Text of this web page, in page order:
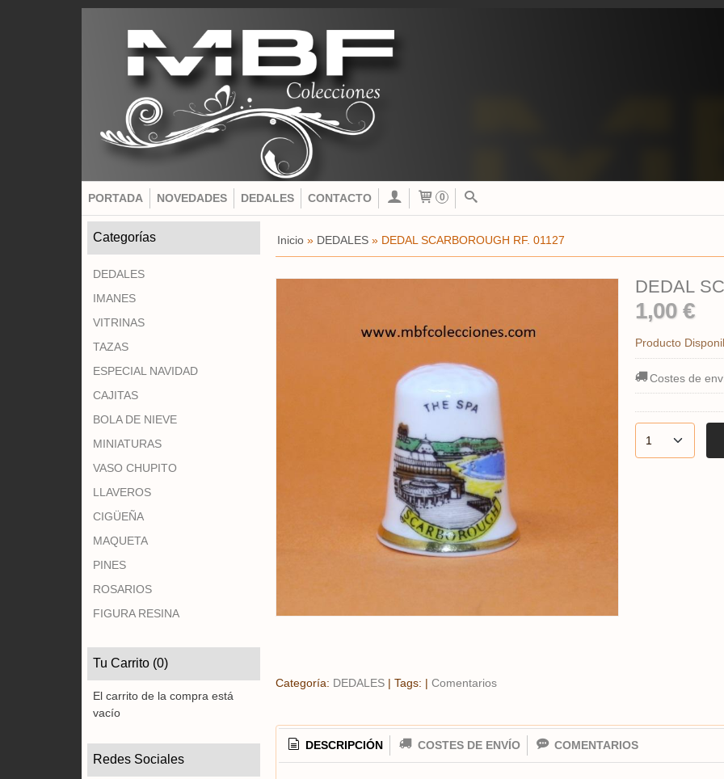
PORTADA NOVEDADES DEDALES CONTACTO 0
Categorías
DEDALES
IMANES
VITRINAS
TAZAS
ESPECIAL NAVIDAD
CAJITAS
BOLA DE NIEVE
MINIATURAS
VASO CHUPITO
LLAVEROS
CIGÜEÑA
MAQUETA
PINES
ROSARIOS
FIGURA RESINA
Tu Carrito (0)
El carrito de la compra está
vacío
Redes Sociales
Inicio» DEDALES» DEDAL SCARBOROUGH RF. 01127
DEDAL
1,00 €
Producto
Costes de
Categoría: DEDALES| Tags: | Comentarios
DESCRIPCIÓN COSTES DE ENVÍO COMENTARIOS